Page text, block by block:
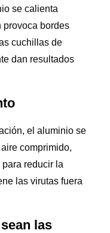
se calienta
provoca bordes
cuchillas de
dan resultados
el aluminio se
comprimido,
reducir la
las virutas fuera
las